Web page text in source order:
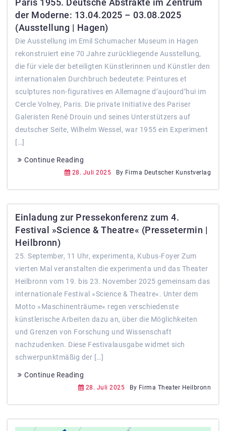
der Moderne: 13.04.2025 – 03.08.2025
(Ausstellung | Hagen)
Die Ausstellung im Emil Schumacher Museum in Hagen
rekonstruiert eine 70 Jahre zurückliegende Ausstellung,
die für viele der beteiligten Künstlerinnen und Künstler den
internationalen Durchbruch bedeutete: Peintures et
sculptures non-figuratives en Allemagne d’aujourd’hui im
Cercle Volney, Paris. Die private Initiative des Pariser
Galeristen René Drouin und seines Unterstützers auf
deutscher Seite, Wilhelm Wessel, war 1955 ein Experiment
[…]
Continue Reading
28. Juli 2025 By Firma Deutscher Kunstverlag
Einladung zur Pressekonferenz zum 4.
Festival »Science & Theatre« (Pressetermin |
Heilbronn)
25. September, 11 Uhr, experimenta, Kubus-Foyer Zum
vierten Mal veranstalten die experimenta und das Theater
Heilbronn vom 19. bis 23. November 2025 gemeinsam das
internationale Festival »Science & Theatre«. Unter dem
Motto »Maschinenträume« regen verschiedenste
künstlerische Arbeiten dazu an, über die Möglichkeiten
und Grenzen von Forschung und Wissenschaft
nachzudenken. Diese Festivalausgabe widmet sich
schwerpunktmäßig der […]
Continue Reading
28. Juli 2025 By Firma Theater Heilbronn